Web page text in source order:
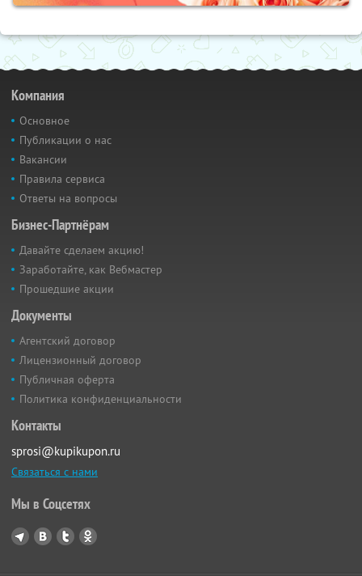
Компания
Основное
Публикации о нас
Вакансии
Правила сервиса
Ответы на вопросы
Бизнес-Партнёрам
Давайте сделаем акцию!
Заработайте, как Вебмастер
Прошедшие акции
Документы
Агентский договор
Лицензионный договор
Публичная оферта
Политика конфиденциальности
Контакты
sprosi@kupikupon.ru
Связаться с нами
Мы в Соцсетях